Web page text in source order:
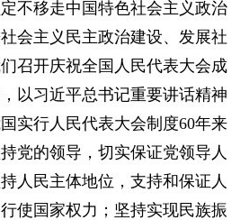
不移走中国特色社会主义政治
会主义民主政治建设、发展社
召开庆祝全国人民代表大会成
以习近平总书记重要讲话精神
实行人民代表大会制度60年来
党的领导，切实保证党领导人
人民主体地位，支持和保证人
使国家权力；坚持实现民族振